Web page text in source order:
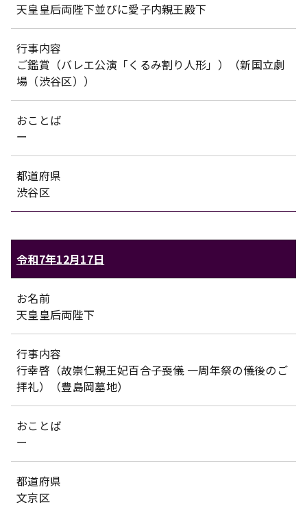
天皇皇后両陛下並びに愛子内親王殿下
行事内容
ご鑑賞（バレエ公演「くるみ割り人形」）（新国立劇
場（渋谷区））
おことば
ー
都道府県
渋谷区
令和7年12月17日
お名前
天皇皇后両陛下
行事内容
行幸啓（故崇仁親王妃百合子喪儀 一周年祭の儀後のご
拝礼）（豊島岡墓地）
おことば
ー
都道府県
文京区